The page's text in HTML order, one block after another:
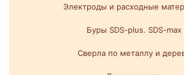
Электроды и расходные
Буры SDS-plus. SDS-max
Сверла по металлу и